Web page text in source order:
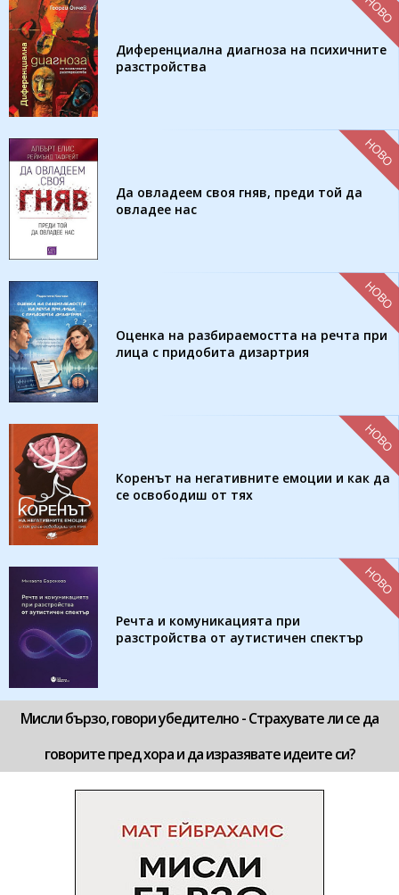
Диференциална диагноза на психичните
разстройства
НОВО
Да овладеем своя гняв, преди той да
овладее нас
НОВО
Оценка на разбираемостта на речта при
лица с придобита дизартрия
НОВО
Коренът на негативните емоции и как да
се освободиш от тях
НОВО
Речта и комуникацията при
разстройства от аутистичен спектър
НОВО
Мисли бързо, говори убедително - Страхувате ли се да
говорите пред хора и да изразявате идеите си?